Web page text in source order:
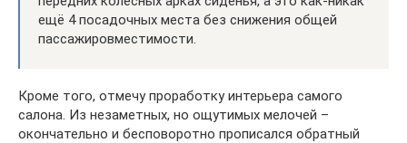
ещё 4 посадочных места без снижения общей
пассажировместимости.
Кроме того, отмечу проработку интерьера самого
салона. Из незаметных, но ощутимых мелочей –
окончательно и бесповоротно прописался обратный